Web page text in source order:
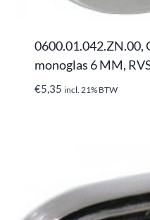
0600.01.042.ZN.00,
monoglas 6 MM,
€5,35 incl. 21% BTW